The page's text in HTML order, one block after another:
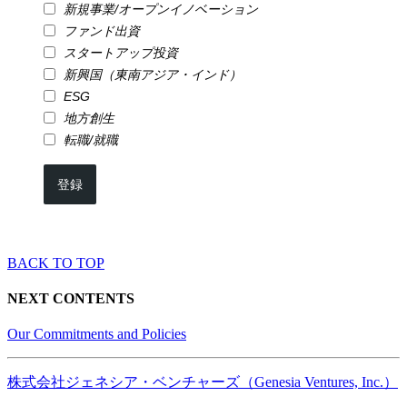
新規事業/オープンイノベーション
ファンド出資
スタートアップ投資
新興国（東南アジア・インド）
ESG
地方創生
転職/就職
登録
BACK TO TOP
NEXT CONTENTS
Our Commitments and Policies
株式会社ジェネシア・ベンチャーズ（Genesia Ventures, Inc.）